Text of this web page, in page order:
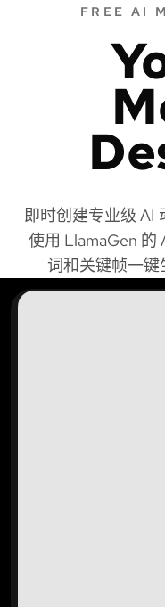
FREE AI
即时创建专业级 AI
使用 LlamaGen 的
词和关键帧一键